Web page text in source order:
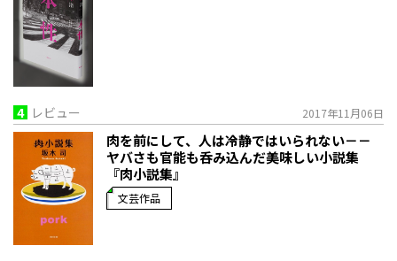
4 レビュー 2017年11月06日
肉を前にして、人は冷静ではいられない－－
ヤバさも官能も呑み込んだ美味しい小説集
『肉小説集』
文芸作品